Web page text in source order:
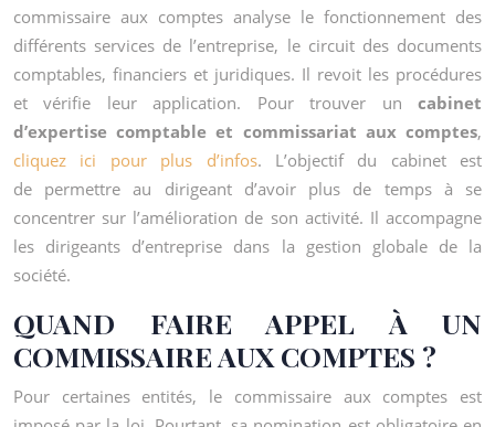
commissaire aux comptes analyse le fonctionnement des
différents services de l’entreprise, le circuit des documents
comptables, financiers et juridiques. Il revoit les procédures
et vérifie leur application. Pour trouver un cabinet
d’expertise comptable et commissariat aux comptes,
cliquez ici pour plus d’infos. L’objectif du cabinet est
de permettre au dirigeant d’avoir plus de temps à se
concentrer sur l’amélioration de son activité. Il accompagne
les dirigeants d’entreprise dans la gestion globale de la
société.
QUAND FAIRE APPEL À UN
COMMISSAIRE AUX COMPTES ?
Pour certaines entités, le commissaire aux comptes est